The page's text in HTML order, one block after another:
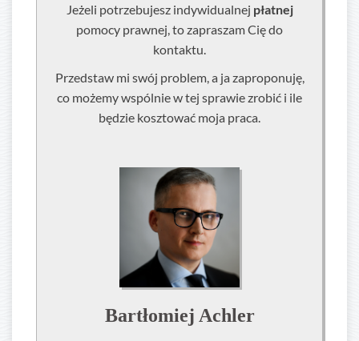
Jeżeli potrzebujesz indywidualnej płatnej
pomocy prawnej, to zapraszam Cię do
kontaktu.
Przedstaw mi swój problem, a ja zaproponuję,
co możemy wspólnie w tej sprawie zrobić i ile
będzie kosztować moja praca.
Bartłomiej Achler